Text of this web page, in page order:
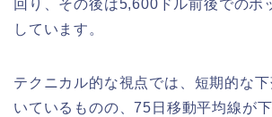
回り、その後は5,600ドル前後でのボ
しています。
テクニカル的な視点では、短期的な
いているものの、75日移動平均線が